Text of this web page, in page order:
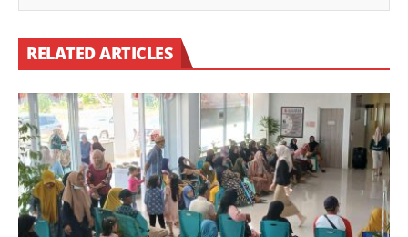
RELATED ARTICLES